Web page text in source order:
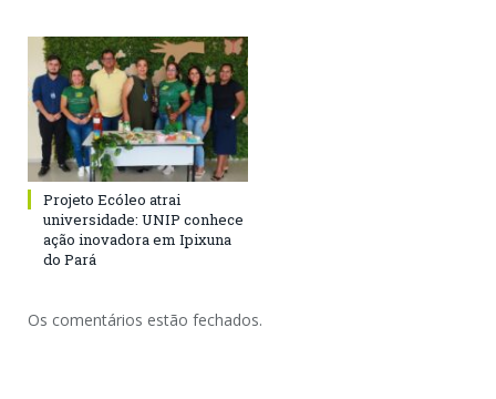
Projeto Ecóleo atrai
universidade: UNIP conhece
ação inovadora em Ipixuna
do Pará
Os comentários estão fechados.